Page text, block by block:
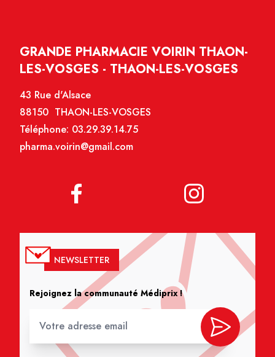
GRANDE PHARMACIE VOIRIN THAON-
LES-VOSGES - THAON-LES-VOSGES
43 Rue d'Alsace
88150 THAON-LES-VOSGES
Téléphone: 03.29.39.14.75
pharma.voirin@gmail.com
NEWSLETTER
Rejoignez la communauté Médiprix !